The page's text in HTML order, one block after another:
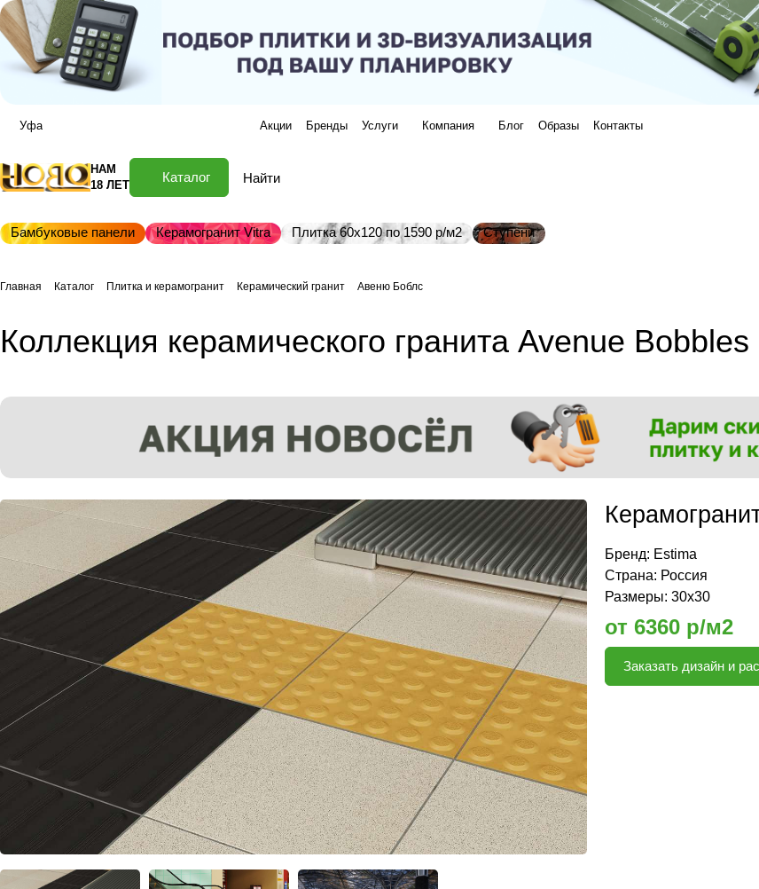
Уфа Акции Бренды Услуги Компания Блог Образы Контакты
НАМ
18 ЛЕТ
Каталог
Бамбуковые панели Керамогранит Vitra Плитка 60х120 по 1590 р/м2 Ступени
Главная Каталог Плитка и керамогранит Керамический гранит Авеню Боблс
Коллекция керамического гранита Avenue
Бренд: Estima
Страна: Россия
Размеры: 30х30
от 6360 р/м2
Заказать дизайн и